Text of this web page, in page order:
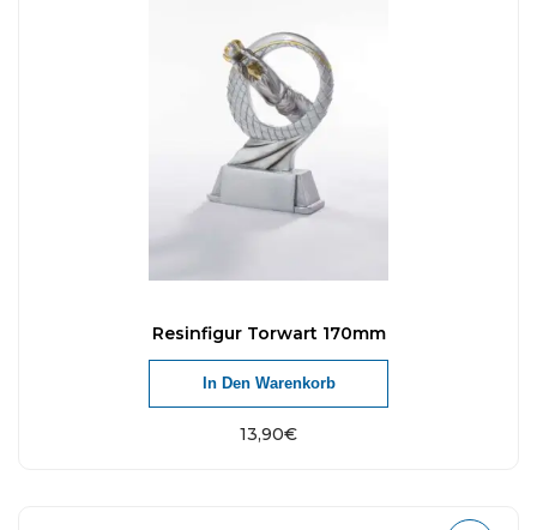
Resinfigur Torwart 170mm
13,90€
In Den Warenkorb